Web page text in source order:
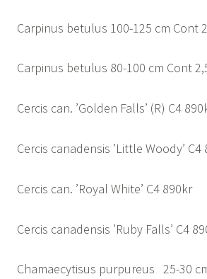
Carpinus betulus 100-125 cm
Carpinus betulus 80-100 cm
Cercis can. ’Golden Falls’ (R) C4
Cercis canadensis ’Little Woody’ C4
Cercis can. ’Royal White’ C4 890kr
Cercis canadensis ’Ruby Falls’ C4
Chamaecytisus purpureus 25-30